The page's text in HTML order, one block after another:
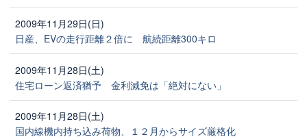
2009年11月29日(日)
日産、EVの走行距離２倍に 航続距離300キロ
2009年11月28日(土)
住宅ローン返済猶予 金利減免は「絶対にない」
2009年11月28日(土)
国内線機内持ち込み荷物、１２月からサイズ厳格化